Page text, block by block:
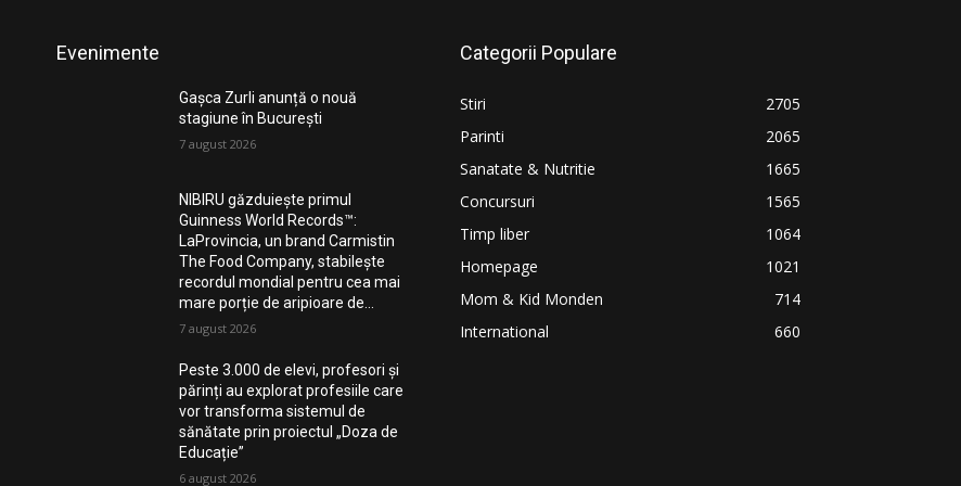
Evenimente
Gașca Zurli anunță o nouă
stagiune în București
7 august 2026
NIBIRU găzduiește primul
Guinness World Records™️:
LaProvincia, un brand Carmistin
The Food Company, stabilește
recordul mondial pentru cea mai
mare porție de aripioare de...
7 august 2026
Peste 3.000 de elevi, profesori și
părinți au explorat profesiile care
vor transforma sistemul de
sănătate prin proiectul „Doza de
Educație”
6 august 2026
Categorii Populare
Stiri
2705
Parinti
2065
Sanatate & Nutritie
1665
Concursuri
1565
Timp liber
1064
Homepage
1021
Mom & Kid Monden
714
International
660